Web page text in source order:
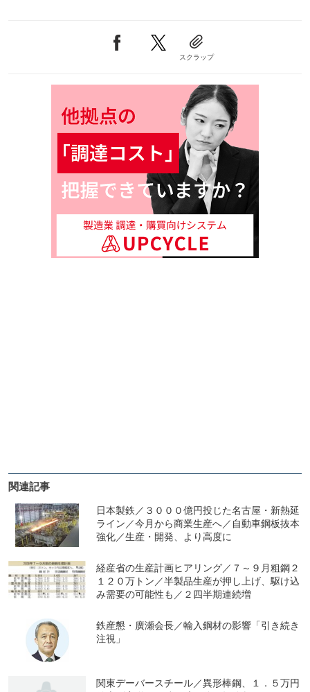
スクラップ
関連記事
日本製鉄／３０００億円投じた名古屋・新熱延
ライン／今月から商業生産へ／自動車鋼板抜本
強化／生産・開発、より高度に
経産省の生産計画ヒアリング／７～９月粗鋼２
１２０万トン／半製品生産が押し上げ、駆け込
み需要の可能性も／２四半期連続増
鉄産懇・廣瀬会長／輸入鋼材の影響「引き続き
注視」
関東デーバースチール／異形棒鋼、１．５万円